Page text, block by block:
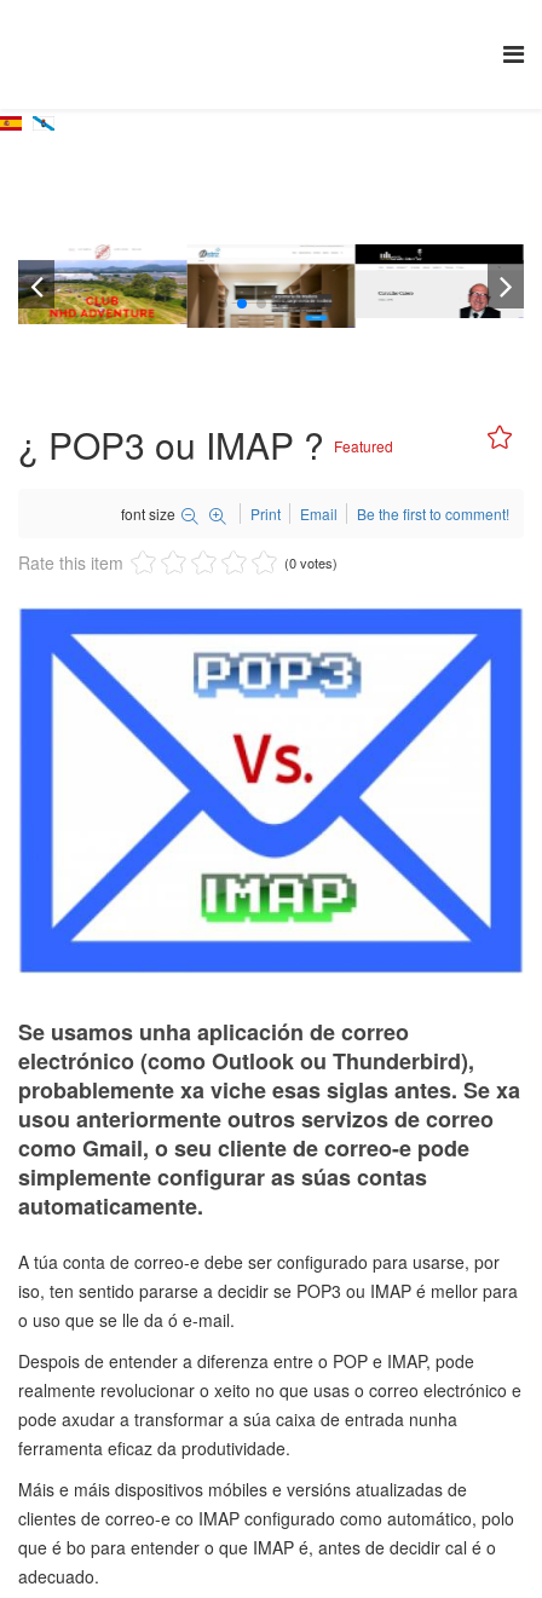
¿ POP3 ou IMAP ? Featured
font size Print Email Be the first to comment!
Rate this item (0 votes)
Se usamos unha aplicación de correo
electrónico (como Outlook ou Thunderbird),
probablemente xa viche esas siglas antes. Se xa
usou anteriormente outros servizos de correo
como Gmail, o seu cliente de correo-e pode
simplemente configurar as súas contas
automaticamente.
A túa conta de correo-e debe ser configurado para usarse, por
iso, ten sentido pararse a decidir se POP3 ou IMAP é mellor para
o uso que se lle da ó e-mail.
Despois de entender a diferenza entre o POP e IMAP, pode
realmente revolucionar o xeito no que usas o correo electrónico e
pode axudar a transformar a súa caixa de entrada nunha
ferramenta eficaz da produtividade.
Máis e máis dispositivos móbiles e versións atualizadas de
clientes de correo-e co IMAP configurado como automático, polo
que é bo para entender o que IMAP é, antes de decidir cal é o
adecuado.